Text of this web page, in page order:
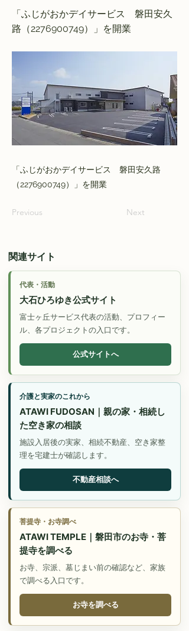
「ふじがおかデイサービス 磐田安久
路（2276900749）」を開業
「ふじがおかデイサービス 磐田安久路
（2276900749）」を開業
Previous Next
関連サイト
代表・活動
大石ひろゆき公式サイト
富士ヶ丘サービス代表の活動、プロフィー
ル、各プロジェクトの入口です。
公式サイトへ
介護と実家のこれから
ATAWI FUDOSAN｜親の家・相続し
た空き家の相談
施設入居後の実家、相続不動産、空き家整
理を宅建士が確認します。
不動産相談へ
菩提寺・お寺調べ
ATAWI TEMPLE｜磐田市のお寺・菩
提寺を調べる
お寺、宗派、墓じまい前の確認など、家族
で調べる入口です。
お寺を調べる